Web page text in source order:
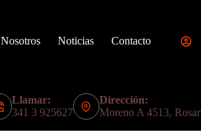
Nosotros Noticias Contacto
Llamar:
341 3 925627
Dirección:
Moreno A 4513,